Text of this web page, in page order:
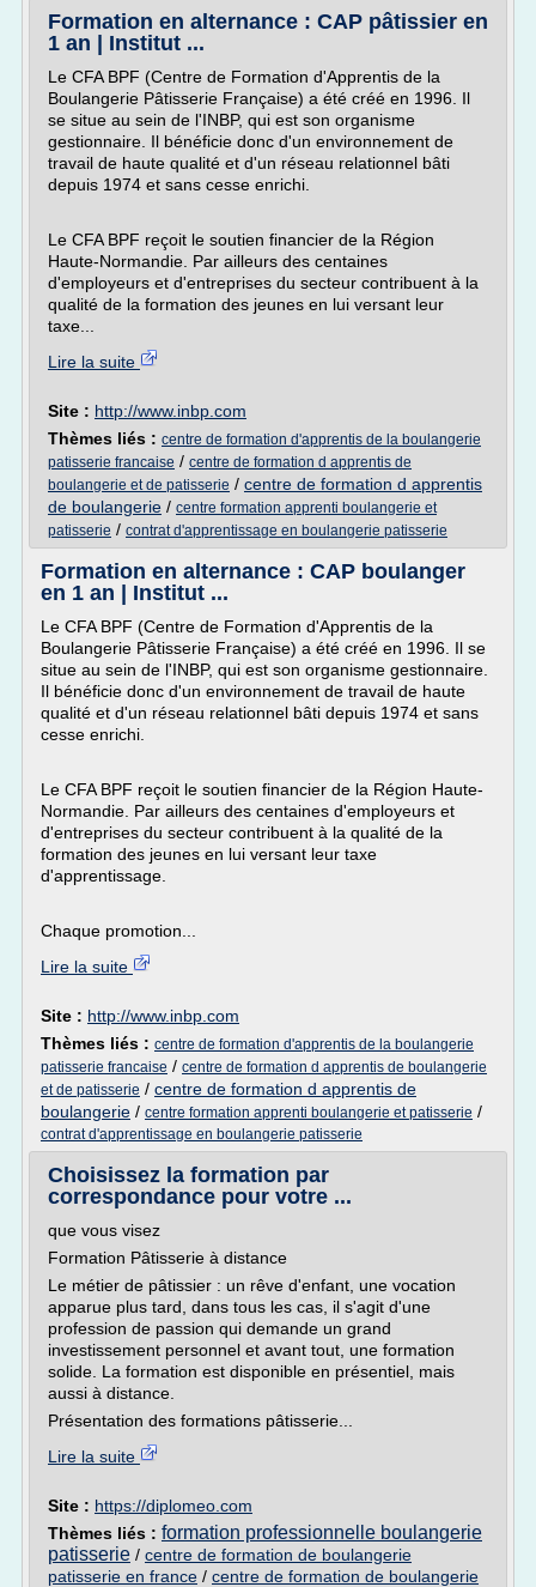
Formation en alternance : CAP pâtissier en
1 an | Institut ...
Le CFA BPF (Centre de Formation d'Apprentis de la
Boulangerie Pâtisserie Française) a été créé en 1996. Il
se situe au sein de l'INBP, qui est son organisme
gestionnaire. Il bénéficie donc d'un environnement de
travail de haute qualité et d'un réseau relationnel bâti
depuis 1974 et sans cesse enrichi.
Le CFA BPF reçoit le soutien financier de la Région
Haute-Normandie. Par ailleurs des centaines
d'employeurs et d'entreprises du secteur contribuent à la
qualité de la formation des jeunes en lui versant leur
taxe...
Lire la suite
Site : http://www.inbp.com
Thèmes liés : centre de formation d'apprentis de la boulangerie
patisserie francaise / centre de formation d apprentis de
boulangerie et de patisserie / centre de formation d apprentis
de boulangerie / centre formation apprenti boulangerie et
patisserie / contrat d'apprentissage en boulangerie patisserie
Formation en alternance : CAP boulanger
en 1 an | Institut ...
Le CFA BPF (Centre de Formation d'Apprentis de la
Boulangerie Pâtisserie Française) a été créé en 1996. Il se
situe au sein de l'INBP, qui est son organisme gestionnaire.
Il bénéficie donc d'un environnement de travail de haute
qualité et d'un réseau relationnel bâti depuis 1974 et sans
cesse enrichi.
Le CFA BPF reçoit le soutien financier de la Région Haute-
Normandie. Par ailleurs des centaines d'employeurs et
d'entreprises du secteur contribuent à la qualité de la
formation des jeunes en lui versant leur taxe
d'apprentissage.
Chaque promotion...
Lire la suite
Site : http://www.inbp.com
Thèmes liés : centre de formation d'apprentis de la boulangerie
patisserie francaise / centre de formation d apprentis de boulangerie
et de patisserie / centre de formation d apprentis de
boulangerie / centre formation apprenti boulangerie et patisserie /
contrat d'apprentissage en boulangerie patisserie
Choisissez la formation par
correspondance pour votre ...
que vous visez
Formation Pâtisserie à distance
Le métier de pâtissier : un rêve d'enfant, une vocation
apparue plus tard, dans tous les cas, il s'agit d'une
profession de passion qui demande un grand
investissement personnel et avant tout, une formation
solide. La formation est disponible en présentiel, mais
aussi à distance.
Présentation des formations pâtisserie...
Lire la suite
Site : https://diplomeo.com
Thèmes liés : formation professionnelle boulangerie
patisserie / centre de formation de boulangerie
patisserie en france / centre de formation de boulangerie